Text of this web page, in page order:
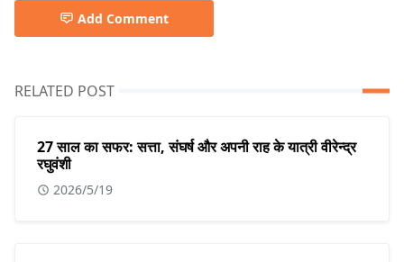
Add Comment
RELATED POST
27 साल का सफर: सत्ता, संघर्ष और अपनी राह के यात्री वीरेन्द्र
रघुवंशी
2026/5/19